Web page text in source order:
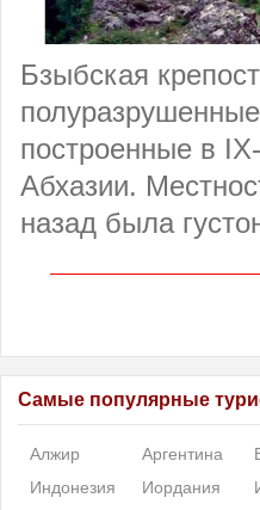
Бзыбская
построенные в
Абхазии.
назад была
Самые популярные
Алжир Аргентина
Индонезия
Иордания